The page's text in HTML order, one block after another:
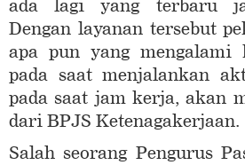
ada lagi yang terbaru
Dengan layanan tersebut
apa pun yang mengalami
pada saat menjalankan
pada saat jam kerja, akan
dari BPJS Ketenagakerjaan.
Salah seorang Pengurus